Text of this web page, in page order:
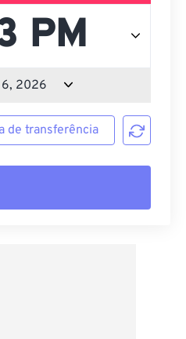
de transferência